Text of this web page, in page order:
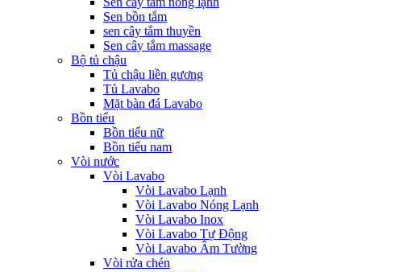
Sen bồn tắm
sen cây tắm thuyền
Sen cây tắm massage
Bộ tủ chậu
Tủ chậu liền gương
Tủ Lavabo
Mặt bàn đá Lavabo
Bồn tiểu
Bồn tiểu nữ
Bồn tiểu nam
Vòi nước
Vòi Lavabo
Vòi Lavabo Lạnh
Vòi Lavabo Nóng Lạnh
Vòi Lavabo Inox
Vòi Lavabo Tự Động
Vòi Lavabo Âm Tường
Vòi rửa chén